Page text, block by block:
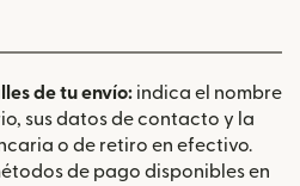
de tu envío: indica el nombre
sus datos de contacto y la
o de retiro en efectivo.
de pago disponibles en